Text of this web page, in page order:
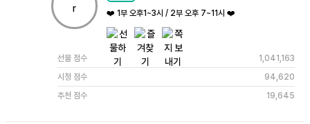
❤️ 1부 오후1~3시 / 2부 오후 7~11시 ❤️
선물 점수
1,041,163
시청 점수
94,620
추천 점수
19,645